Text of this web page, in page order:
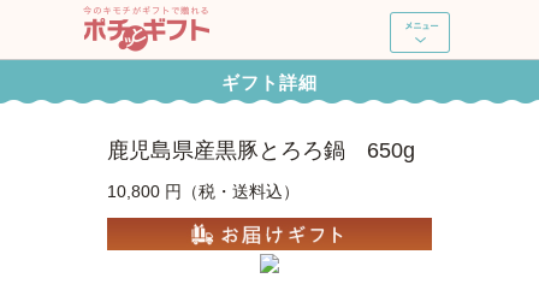
ポチッとギフトとは
ギフト詳細
鹿児島県産黒豚とろろ鍋 650g
10,800 円（税・送料込）